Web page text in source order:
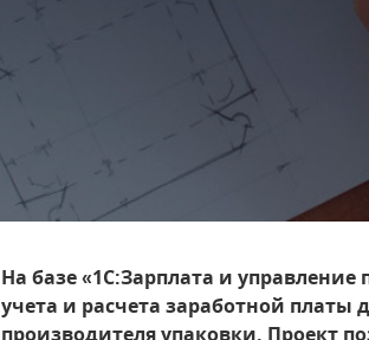
На базе «1С:Зарплата и
учета и расчета заработной платы
производителя упаковки. Проект